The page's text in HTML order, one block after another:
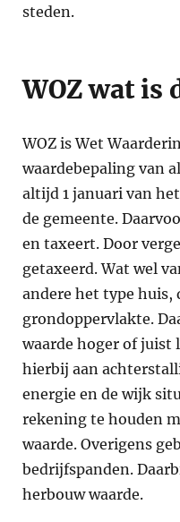
steden.
WOZ wat is
WOZ is Wet
waardebepaling van
altijd 1 januari van
de gemeente.
en taxeert. Door
getaxeerd. Wat wel
andere het type huis,
grondoppervlakte.
waarde hoger of juist
hierbij aan
energie en de wijk
rekening te houden
waarde. Overigens
bedrijfspanden.
herbouw waarde.